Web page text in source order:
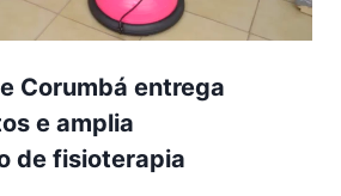
Corumbá entrega
e amplia
de fisioterapia